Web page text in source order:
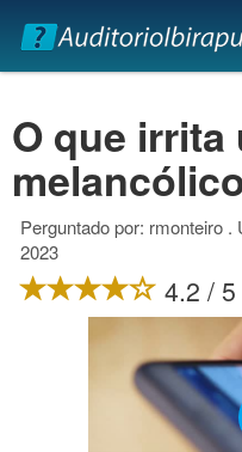
O que irrita
Perguntado por: rmonteiro
2023
4.2 / 5